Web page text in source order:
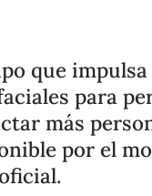
que
para
más
por el